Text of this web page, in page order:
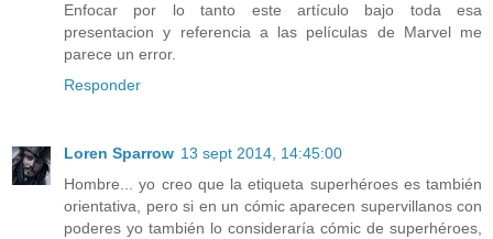
Enfocar por lo tanto este artículo bajo toda esa
presentacion y referencia a las películas de Marvel me
parece un error.
Responder
Loren Sparrow 13 sept 2014, 14:45:00
Hombre... yo creo que la etiqueta superhéroes es también
orientativa, pero si en un cómic aparecen supervillanos con
poderes yo también lo consideraría cómic de superhéroes,